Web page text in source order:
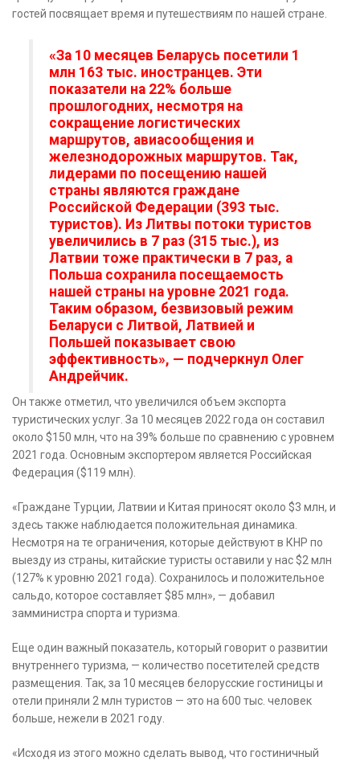
гостей посвящает время и путешествиям по нашей стране.
«За 10 месяцев Беларусь посетили 1
млн 163 тыс. иностранцев. Эти
показатели на 22% больше
прошлогодних, несмотря на
сокращение логистических
маршрутов, авиасообщения и
железнодорожных маршрутов. Так,
лидерами по посещению нашей
страны являются граждане
Российской Федерации (393 тыс.
туристов). Из Литвы потоки туристов
увеличились в 7 раз (315 тыс.), из
Латвии тоже практически в 7 раз, а
Польша сохранила посещаемость
нашей страны на уровне 2021 года.
Таким образом, безвизовый режим
Беларуси с Литвой, Латвией и
Польшей показывает свою
эффективность», — подчеркнул Олег
Андрейчик.
Он также отметил, что увеличился объем экспорта
туристических услуг. За 10 месяцев 2022 года он составил
около $150 млн, что на 39% больше по сравнению с уровнем
2021 года. Основным экспортером является Российская
Федерация ($119 млн).
«Граждане Турции, Латвии и Китая приносят около $3 млн, и
здесь также наблюдается положительная динамика.
Несмотря на те ограничения, которые действуют в КНР по
выезду из страны, китайские туристы оставили у нас $2 млн
(127% к уровню 2021 года). Сохранилось и положительное
сальдо, которое составляет $85 млн», — добавил
замминистра спорта и туризма.
Еще один важный показатель, который говорит о развитии
внутреннего туризма, — количество посетителей средств
размещения. Так, за 10 месяцев белорусские гостиницы и
отели приняли 2 млн туристов — это на 600 тыс. человек
больше, нежели в 2021 году.
«Исходя из этого можно сделать вывод, что гостиничный